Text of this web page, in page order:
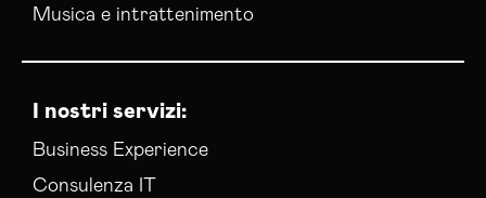
Musica e intrattenimento
I nostri servizi:
Business Experience
Consulenza IT